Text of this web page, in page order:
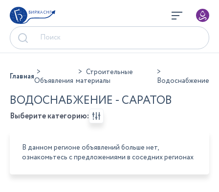
БИРЖА СНГ
ГлавнаяОбъявления
Строительные
материалы
Водоснабжение
ВОДОСНАБЖЕНИЕ - САРАТОВ
Выберите категорию:
В данном регионе объявлений больше нет,
ознакомьтесь с предложениями в соседних регионах